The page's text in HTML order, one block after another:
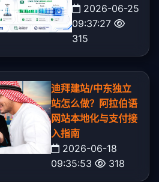
2026-06-25
09:37:27
315
迪拜建站/中东独立
站怎么做？阿拉伯语
网站本地化与支付接
入指南
2026-06-18
09:35:53
318